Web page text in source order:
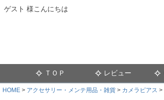
ゲスト 様こんにちは
ＴＯＰ レビュー
HOME アクセサリー・メンテ用品・雑貨 カメラピアス